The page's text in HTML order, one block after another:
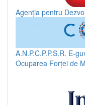
Agenția pentru
A.N.P.C.P.P.S.R. E-
Ocuparea Forței de